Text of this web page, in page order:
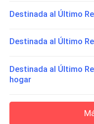
Destinada al Último
Destinada al Último
Destinada al Último
hogar